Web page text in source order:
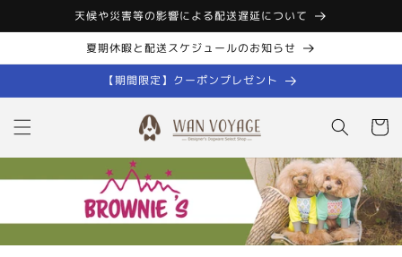
コンテン
ツに進む
天候や災害等の影響による配送遅延について
夏期休暇と配送スケジュールのお知らせ
【期間限定】クーポンプレゼント
ー